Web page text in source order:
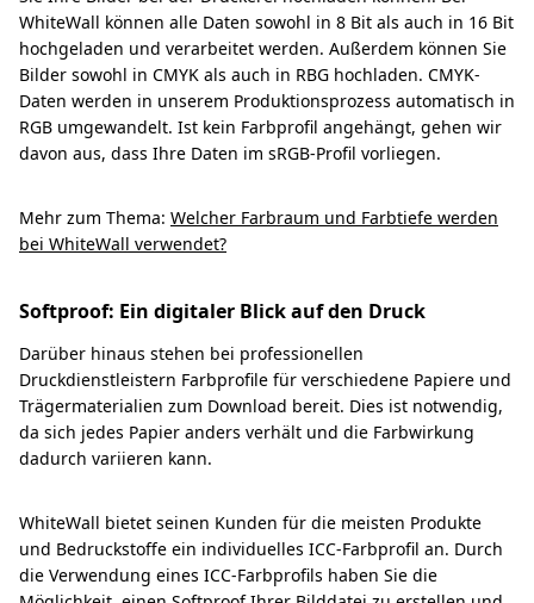
WhiteWall können alle Daten sowohl in 8 Bit als auch in 16 Bit
hochgeladen und verarbeitet werden. Außerdem können Sie
Bilder sowohl in CMYK als auch in RBG hochladen. CMYK-
Daten werden in unserem Produktionsprozess automatisch in
RGB umgewandelt. Ist kein Farbprofil angehängt, gehen wir
davon aus, dass Ihre Daten im sRGB-Profil vorliegen.
Mehr zum Thema: Welcher Farbraum und Farbtiefe werden
bei WhiteWall verwendet?
Softproof: Ein digitaler Blick auf den Druck
Darüber hinaus stehen bei professionellen
Druckdienstleistern Farbprofile für verschiedene Papiere und
Trägermaterialien zum Download bereit. Dies ist notwendig,
da sich jedes Papier anders verhält und die Farbwirkung
dadurch variieren kann.
WhiteWall bietet seinen Kunden für die meisten Produkte
und Bedruckstoffe ein individuelles ICC-Farbprofil an. Durch
die Verwendung eines ICC-Farbprofils haben Sie die